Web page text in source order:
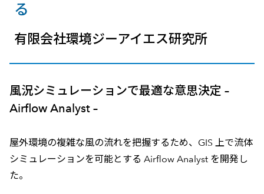
る
有限会社環境ジーアイエス研究所
風況シミュレーションで最適な意思決定 –
Airflow Analyst –
屋外環境の複雑な風の流れを把握するため、GIS 上で流体
シミュレーションを可能とする Airflow Analyst を開発し
た。